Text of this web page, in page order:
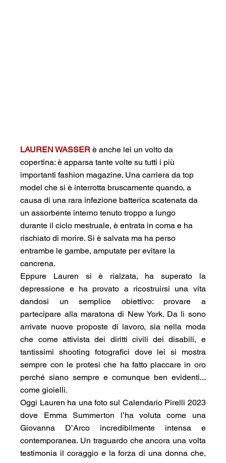
LAUREN WASSER è anche lei un volto da
copertina: è apparsa tante volte su tutti i più
importanti fashion magazine. Una carriera da top
model che si è interrotta bruscamente quando, a
causa di una rara infezione batterica scatenata da
un assorbente interno tenuto troppo a lungo
durante il ciclo mestruale, è entrata in coma e ha
rischiato di morire. Si è salvata ma ha perso
entrambe le gambe, amputate per evitare la
cancrena.
Eppure Lauren si è rialzata, ha superato la
depressione e ha provato a ricostruirsi una vita
dandosi un semplice obiettivo: provare a
partecipare alla maratona di New York. Da lì sono
arrivate nuove proposte di lavoro, sia nella moda
che come attivista dei diritti civili dei disabili, e
tantissimi shooting fotografici dove lei si mostra
sempre con le protesi che ha fatto placcare in oro
perché siano sempre e comunque ben evidenti...
come gioielli.
Oggi Lauren ha una foto sul Calendario Pirelli 2023
dove Emma Summerton l’ha voluta come una
Giovanna D’Arco incredibilmente intensa e
contemporanea. Un traguardo che ancora una volta
testimonia il coraggio e la forza di una donna che,